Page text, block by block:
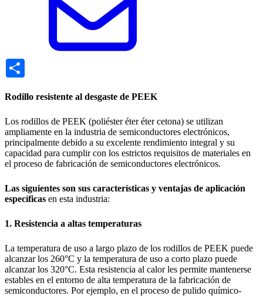
Rodillo resistente al desgaste de PEEK
Los rodillos de PEEK (poliéster éter éter cetona) se utilizan
ampliamente en la industria de semiconductores electrónicos,
principalmente debido a su excelente rendimiento integral y su
capacidad para cumplir con los estrictos requisitos de materiales en
el proceso de fabricación de semiconductores electrónicos.
Las siguientes son sus características y ventajas de aplicación
específicas en esta industria:
1. Resistencia a altas temperaturas
La temperatura de uso a largo plazo de los rodillos de PEEK puede
alcanzar los 260°C y la temperatura de uso a corto plazo puede
alcanzar los 320°C. Esta resistencia al calor les permite mantenerse
estables en el entorno de alta temperatura de la fabricación de
semiconductores. Por ejemplo, en el proceso de pulido químico-